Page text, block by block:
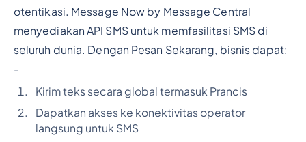
otentikasi. Message Now by Message Central
menyediakan API SMS untuk memfasilitasi SMS di
seluruh dunia. Dengan Pesan Sekarang, bisnis dapat:
-
Kirim teks secara global termasuk Prancis
Dapatkan akses ke konektivitas operator
langsung untuk SMS